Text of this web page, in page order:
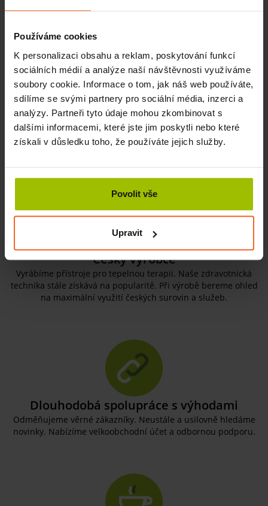
Používáme cookies
K personalizaci obsahu a reklam, poskytování funkcí
sociálních médií a analýze naší návštěvnosti využíváme
soubory cookie. Informace o tom, jak náš web používáte,
sdílíme se svými partnery pro sociální média, inzerci a
analýzy. Partneři tyto údaje mohou zkombinovat s
dalšími informacemi, které jste jim poskytli nebo které
získali v důsledku toho, že používáte jejich služby.
Povolit vše
Upravit
Kinesiotaping
Získal fenomenální postavení v rehabilitaci i sportovní
medicíně. Jsme hrdi, že vám můžeme nabídnout nejkvalitnější
značky pro profesionály Nasara, Temtex, Meridius
Český výrobce
Vyrábíme přístroje pro tepelnou terapii. Naše zdravotnická
technika stále získává na popularitě. Při výrobě bereme ohled
na maximální využití českých surovin a služeb.
Dlouhodobá spolupráce s výhodami
Odměňujeme věrné zákazníky. Neustále a usilovně hledáme
novinky. Nabízíme velkoobchodní účet a odbornou podporu.